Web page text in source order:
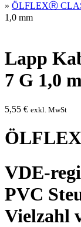
» ÖLFLEXⓇ
1,0 mm
Lapp
7 G 1,0
5,55 € exkl. MwSt
VDE-
PVC
Vielzahl